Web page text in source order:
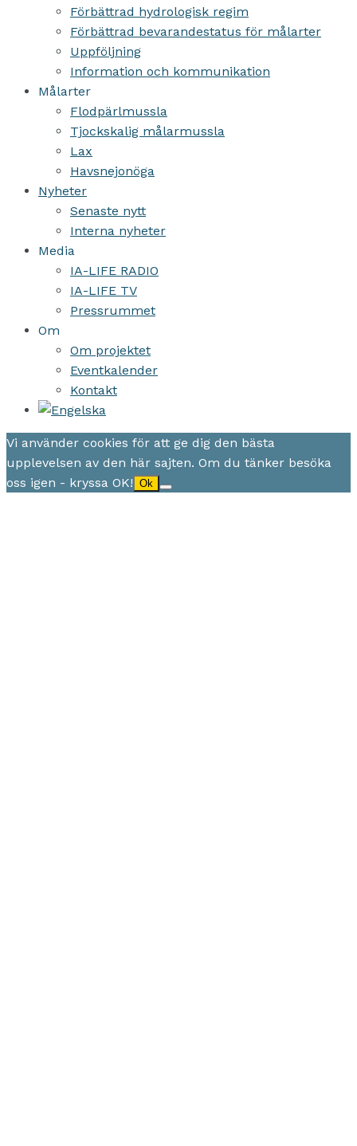
Förbättrad hydrologisk regim
Förbättrad bevarandestatus för målarter
Uppföljning
Information och kommunikation
Målarter
Flodpärlmussla
Tjockskalig målarmussla
Lax
Havsnejonöga
Nyheter
Senaste nytt
Interna nyheter
Media
IA-LIFE RADIO
IA-LIFE TV
Pressrummet
Om
Om projektet
Eventkalender
Kontakt
Vi använder cookies för att ge dig den bästa
upplevelsen av den här sajten. Om du tänker besöka
oss igen - kryssa OK! Ok